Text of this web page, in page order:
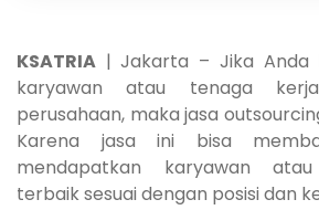
KSATRIA | Jakarta – Jika Anda
karyawan atau tenaga
perusahaan, maka jasa
Karena jasa ini bisa
mendapatkan karyawan
terbaik sesuai dengan posisi dan